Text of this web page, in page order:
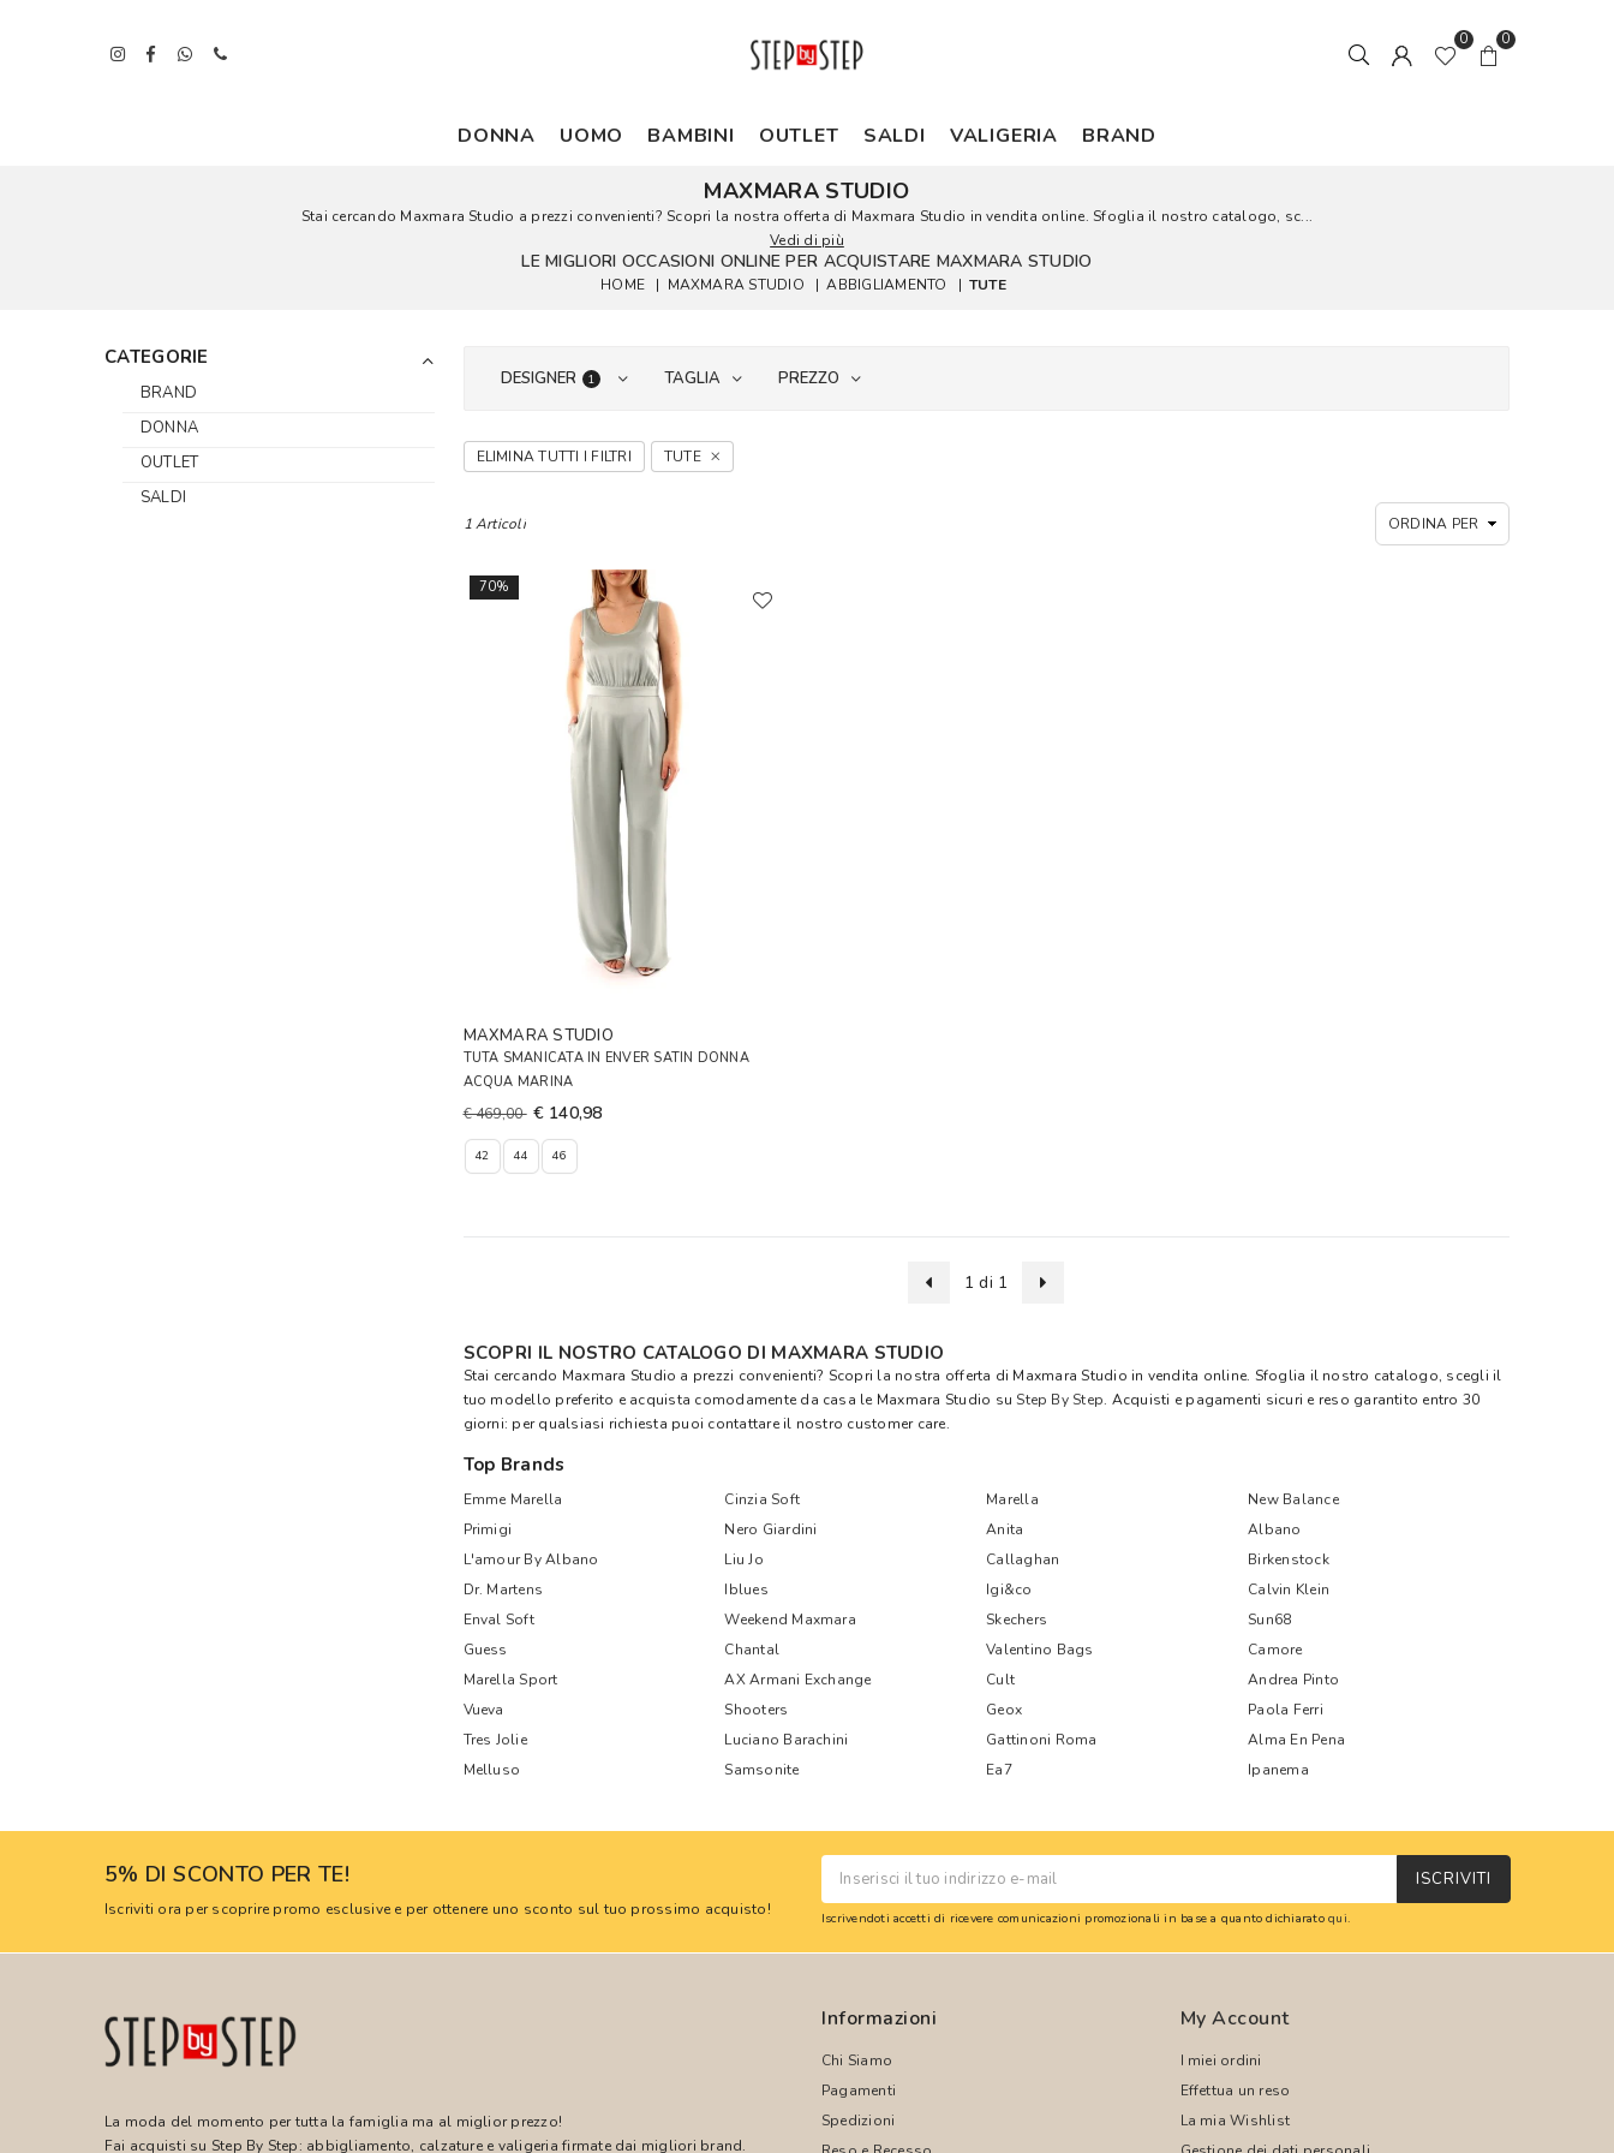
0 0
DONNA UOMO BAMBINI OUTLET SALDI VALIGERIA BRAND
MAXMARA STUDIO
Stai cercando Maxmara Studio a prezzi convenienti? Scopri la nostra offerta di Maxmara Studio in vendita online. Sfoglia il nostro catalogo, sc...
Vedi di più
LE MIGLIORI OCCASIONI ONLINE PER ACQUISTARE MAXMARA STUDIO
HOME | MAXMARA STUDIO | ABBIGLIAMENTO | TUTE
CATEGORIE
BRAND
DONNA
OUTLET
SALDI
DESIGNER 1 TAGLIA PREZZO
ELIMINA TUTTI I FILTRI TUTE
1 Articoli
70%
MAXMARA STUDIO
TUTA SMANICATA IN ENVER SATIN DONNA
ACQUA MARINA
€ 469,00 € 140,98
42 44 46
1 di 1
SCOPRI IL NOSTRO CATALOGO DI MAXMARA STUDIO
Stai cercando Maxmara Studio a prezzi convenienti? Scopri la nostra offerta di Maxmara Studio in vendita online. Sfoglia il nostro catalogo, scegli il
tuo modello preferito e acquista comodamente da casa le Maxmara Studio suStep By Step. Acquisti e pagamenti sicuri e reso garantito entro 30
giorni: per qualsiasi richiesta puoi contattare il nostro customer care.
Top Brands
Emme Marella Cinzia Soft Marella
New Balance
Primigi
Nero Giardini Anita
Albano
L'amour By Albano
Liu Jo Callaghan
Birkenstock
Dr. Martens
Iblues Igi&co
Calvin Klein
Enval Soft
Weekend Maxmara Skechers
Sun68
Guess
Chantal Valentino Bags
Camore
Marella Sport
AX Armani Exchange Cult
Andrea Pinto
Vueva
Shooters Geox
Paola Ferri
Tres Jolie
Luciano Barachini Gattinoni Roma
Alma En Pena
Melluso
Samsonite Ea7 Ipanema
5% DI SCONTO PER TE!
Iscriviti ora per scoprire promo esclusive e per ottenere uno sconto sul tuo prossimo acquisto!
ISCRIVITI
Iscrivendoti accetti di ricevere comunicazioni promozionali in base a quanto dichiaratoqui.
La moda del momento per tutta la famiglia ma al miglior prezzo!
Fai acquisti su Step By Step: abbigliamento, calzature e valigeria firmate dai migliori brand.
Informazioni
Chi Siamo
Pagamenti
Spedizioni
My Account
I miei ordini
Effettua un reso
La mia Wishlist